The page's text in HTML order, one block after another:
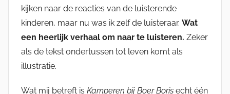
kijken naar de reacties van de luisterende
kinderen, maar nu was ik zelf de luisteraar. Wat
een heerlijk verhaal om naar te luisteren. Zeker
als de tekst ondertussen tot leven komt als
illustratie.
Wat mij betreft is Kamperen bij Boer Boris echt één